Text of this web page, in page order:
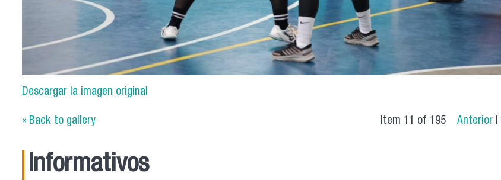
Descargar la imagen original
« Back to gallery Item 11 of 195 Anterior |
Informativos